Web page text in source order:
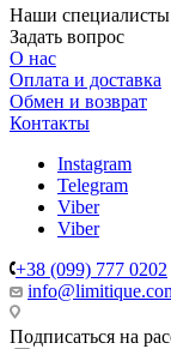
Наши
Задать вопрос
О нас
Оплата и доставка
Обмен и возврат
Контакты
Instagram
Telegram
Viber
Viber
+38 (099) 777 0202
Подписаться на